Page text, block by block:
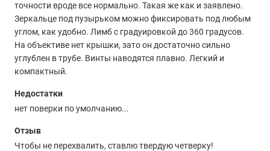
точности вроде все нормально. Такая же как и заявлено.
Зеркальце под пузырьком можно фиксировать под любым
углом, как удобно. Лимб с градуировкой до 360 градусов.
На объективе нет крышки, зато он достаточно сильно
углублен в трубе. Винты наводятся плавно. Легкий и
компактный.
Недостатки
нет поверки по умолчанию...
Отзыв
Чтобы не перехвалить, ставлю твердую четверку!